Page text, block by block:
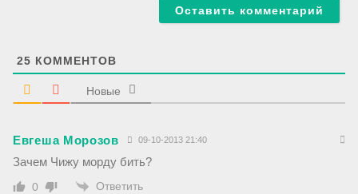
25 КОММЕНТОВ
Новые
Евгеша Морозов 09-10-2013 21:40
Зачем Чижу морду бить?
0 Ответить